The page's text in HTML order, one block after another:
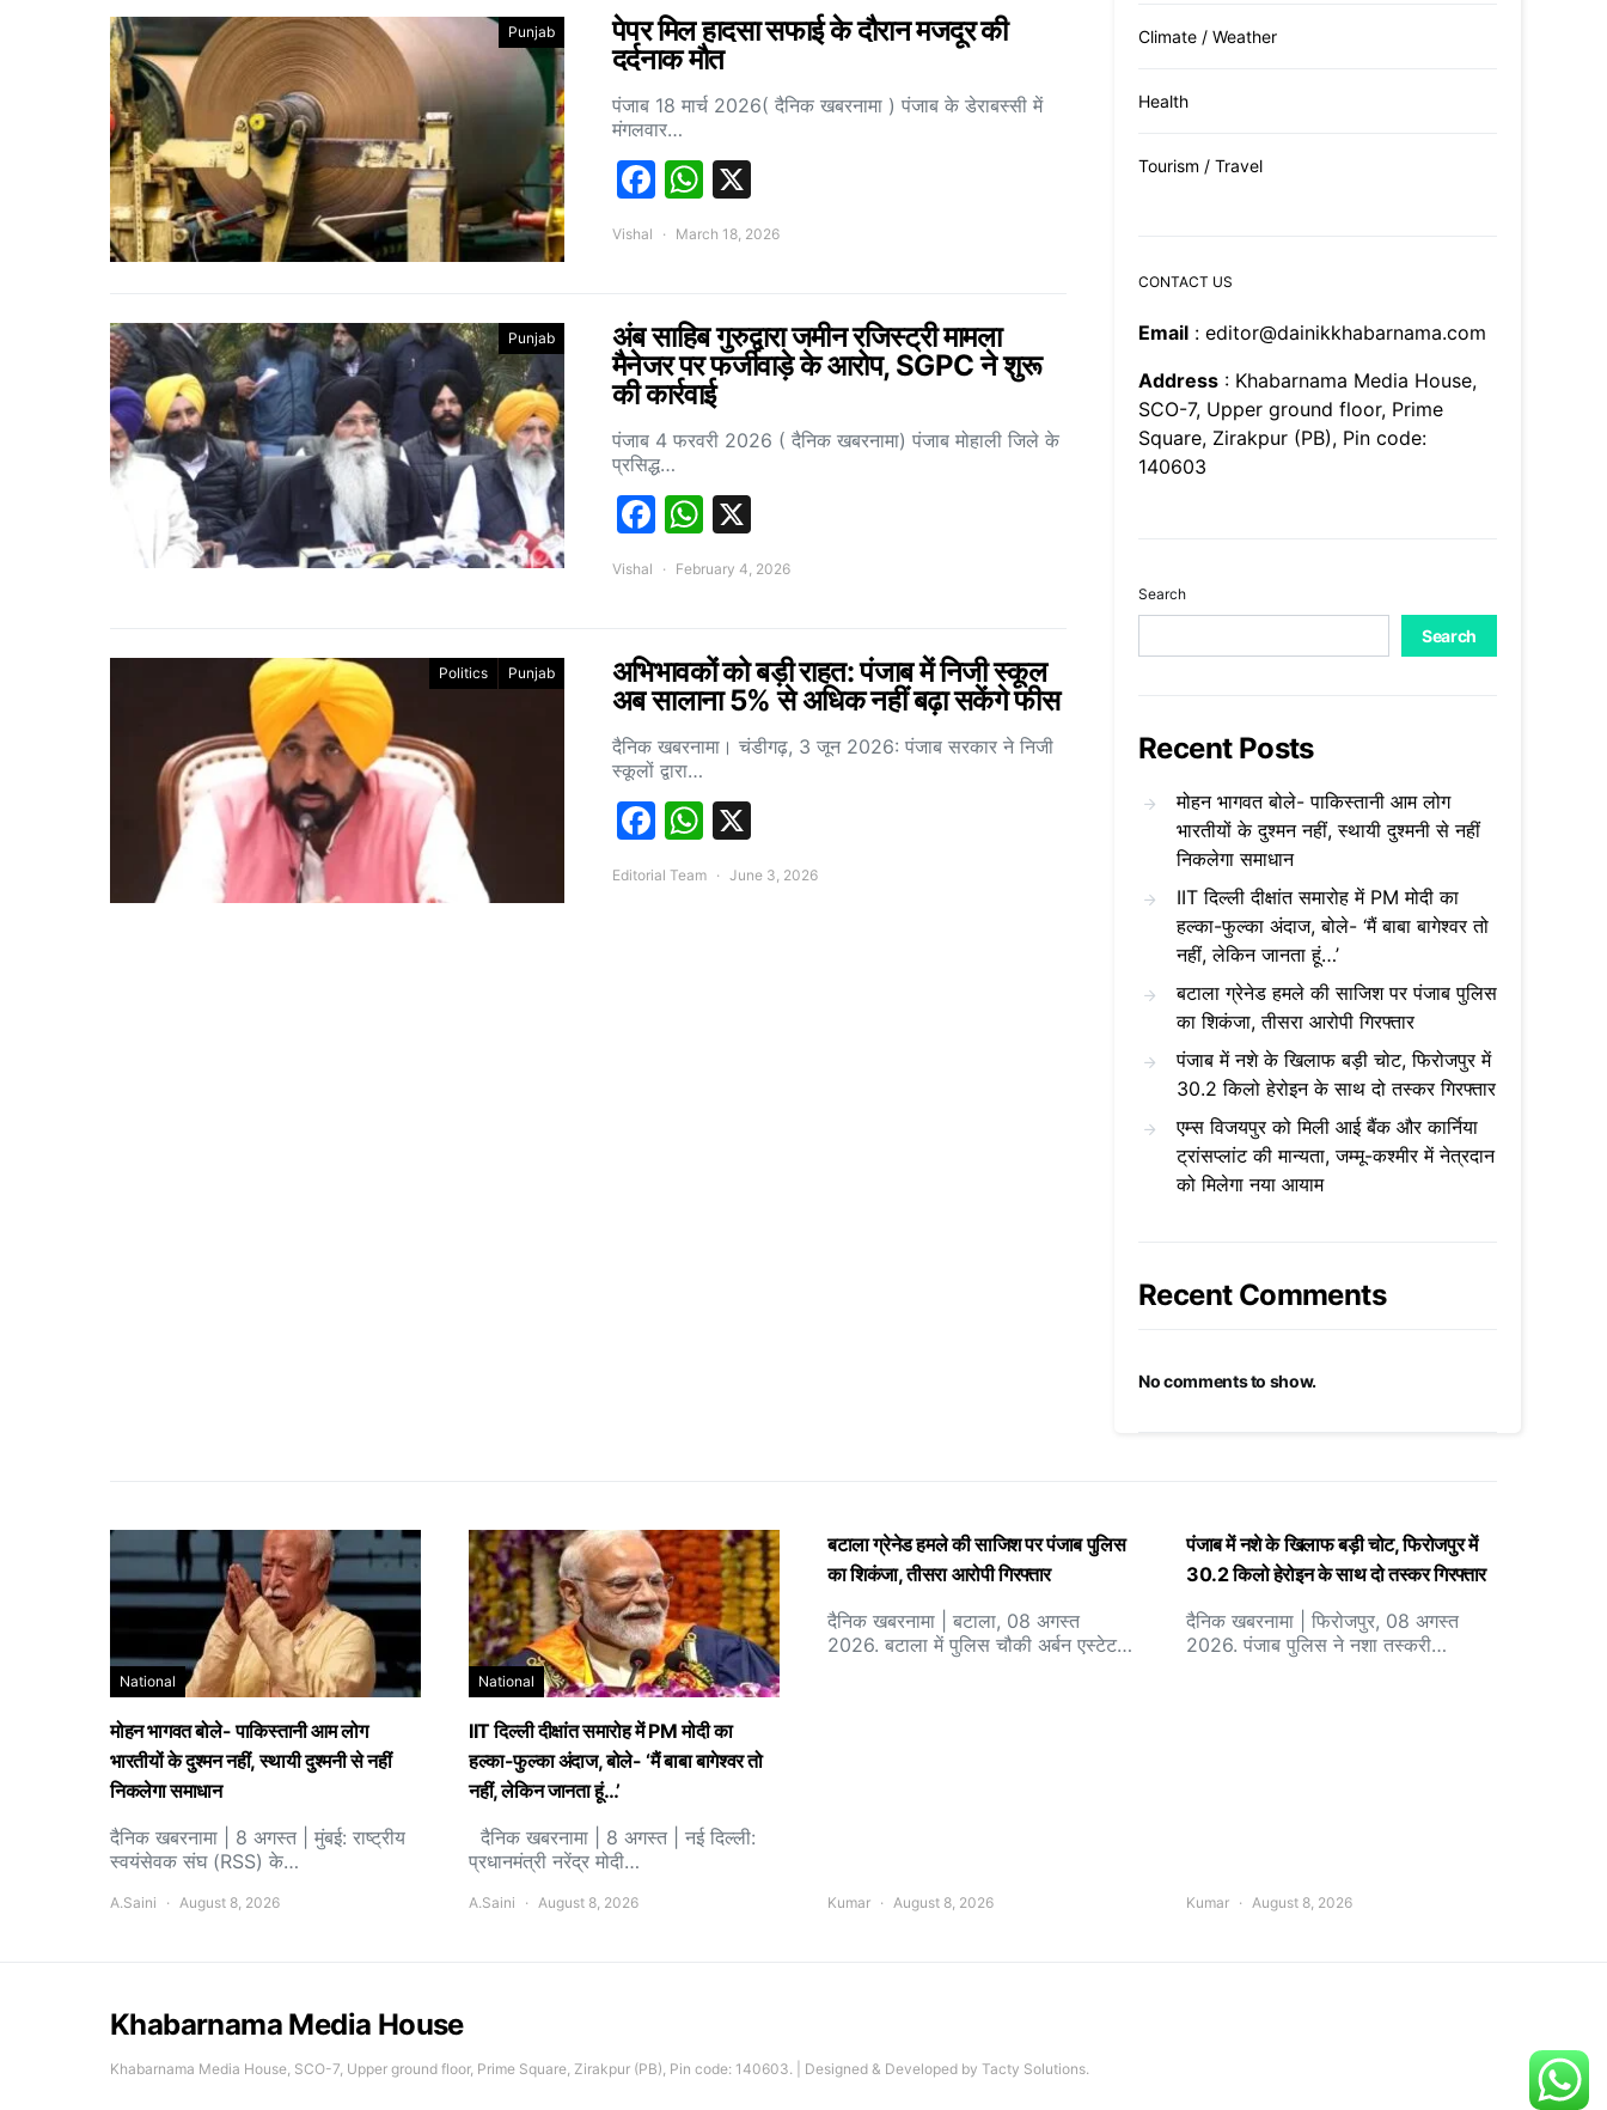
Punjab
पेपर मिल हादसा सफाई के दौरान मजदूर की
दर्दनाक मौत
पंजाब 18 मार्च 2026( दैनिक खबरनामा ) पंजाब के डेराबस्सी में
मंगलवार…
Facebook
WhatsApp
Vishal March 18, 2026
Punjab
अंब साहिब गुरुद्वारा जमीन रजिस्ट्री मामला
मैनेजर पर फर्जीवाड़े के आरोप, SGPC ने शुरू
की कार्रवाई
पंजाब 4 फरवरी 2026 ( दैनिक खबरनामा) पंजाब मोहाली जिले के
प्रसिद्ध…
Facebook
WhatsApp
Vishal February 4, 2026
Politics Punjab
अभिभावकों को बड़ी राहत: पंजाब में निजी स्कूल
अब सालाना 5% से अधिक नहीं बढ़ा सकेंगे फीस
दैनिक खबरनामा। चंडीगढ़, 3 जून 2026: पंजाब सरकार ने निजी
स्कूलों द्वारा…
Facebook
WhatsApp
Editorial Team June 3, 2026
Climate / Weather
Health
Tourism / Travel
CONTACT US
Email : editor@dainikkhabarnama.com
Address : Khabarnama Media House,
SCO-7, Upper ground floor, Prime
Square, Zirakpur (PB), Pin code:
140603
Search
Search
Recent Posts
मोहन भागवत बोले- पाकिस्तानी आम लोग
भारतीयों के दुश्मन नहीं, स्थायी दुश्मनी से नहीं
निकलेगा समाधान
IIT दिल्ली दीक्षांत समारोह में PM मोदी का
हल्का-फुल्का अंदाज, बोले- ‘मैं बाबा बागेश्वर तो
नहीं, लेकिन जानता हूं…’
बटाला ग्रेनेड हमले की साजिश पर पंजाब पुलिस
का शिकंजा, तीसरा आरोपी गिरफ्तार
पंजाब में नशे के खिलाफ बड़ी चोट, फिरोजपुर में
30.2 किलो हेरोइन के साथ दो तस्कर गिरफ्तार
एम्स विजयपुर को मिली आई बैंक और कार्निया
ट्रांसप्लांट की मान्यता, जम्मू-कश्मीर में नेत्रदान
को मिलेगा नया आयाम
Recent Comments
No comments to show.
National
मोहन भागवत बोले- पाकिस्तानी आम लोग
भारतीयों के दुश्मन नहीं, स्थायी दुश्मनी से नहीं
निकलेगा समाधान
दैनिक खबरनामा | 8 अगस्त | मुंबई: राष्ट्रीय
स्वयंसेवक संघ (RSS) के…
A.Saini August 8, 2026
National
IIT दिल्ली दीक्षांत समारोह में PM मोदी का
हल्का-फुल्का अंदाज, बोले- ‘मैं बाबा बागेश्वर तो
नहीं, लेकिन जानता हूं…’
दैनिक खबरनामा | 8 अगस्त | नई दिल्ली:
प्रधानमंत्री नरेंद्र मोदी…
A.Saini August 8, 2026
बटाला ग्रेनेड हमले की साजिश पर पंजाब पुलिस
का शिकंजा, तीसरा आरोपी गिरफ्तार
दैनिक खबरनामा | बटाला, 08 अगस्त
2026. बटाला में पुलिस चौकी अर्बन एस्टेट…
Kumar August 8, 2026
पंजाब में नशे के खिलाफ बड़ी चोट, फिरोजपुर में
30.2 किलो हेरोइन के साथ दो तस्कर गिरफ्तार
दैनिक खबरनामा | फिरोजपुर, 08 अगस्त
2026. पंजाब पुलिस ने नशा तस्करी…
Kumar August 8, 2026
Khabarnama Media House
Khabarnama Media House, SCO-7, Upper ground floor, Prime Square, Zirakpur (PB), Pin code: 140603. | Designed & Developed by Tacty Solutions.